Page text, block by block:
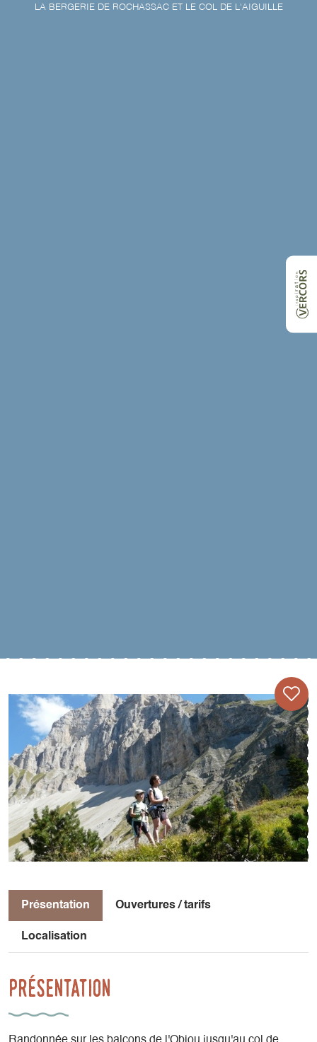
LA BERGERIE DE ROCHASSAC ET LE COL DE L'AIGUILLE
Présentation Ouvertures / tarifs
Localisation
Présentation